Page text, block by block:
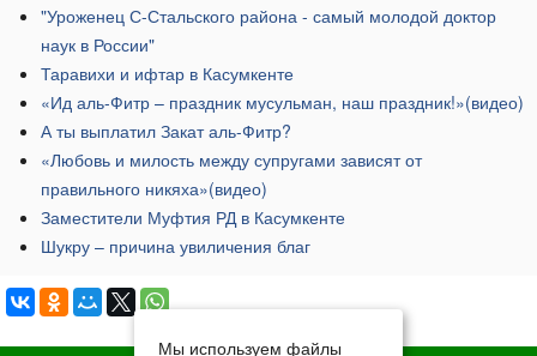
​"Уроженец С-Стальского района - самый молодой доктор
наук в России"
Таравихи и ифтар в Касумкенте
​«Ид аль-Фитр – праздник мусульман, наш праздник!»(видео)
​А ты выплатил Закат аль-Фитр?
​«Любовь и милость между супругами зависят от
правильного никяха»(видео)
Заместители Муфтия РД в Касумкенте
Шукру – причина увиличения благ
Мы используем файлы